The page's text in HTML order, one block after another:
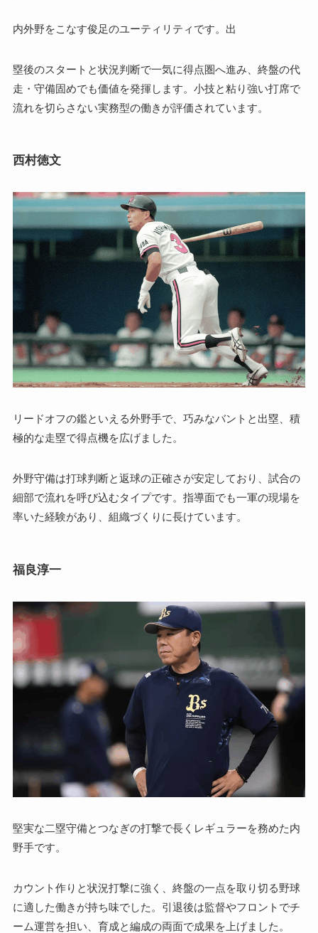
内外野をこなす俊足のユーティリティです。出
塁後のスタートと状況判断で一気に得点圏へ進み、終盤の代
走・守備固めでも価値を発揮します。小技と粘り強い打席で
流れを切らさない実務型の働きが評価されています。
西村徳文
リードオフの鑑といえる外野手で、巧みなバントと出塁、積
極的な走塁で得点機を広げました。
外野守備は打球判断と返球の正確さが安定しており、試合の
細部で流れを呼び込むタイプです。指導面でも一軍の現場を
率いた経験があり、組織づくりに長けています。
福良淳一
堅実な二塁守備とつなぎの打撃で長くレギュラーを務めた内
野手です。
カウント作りと状況打撃に強く、終盤の一点を取り切る野球
に適した働きが持ち味でした。引退後は監督やフロントでチ
ーム運営を担い、育成と編成の両面で成果を上げました。